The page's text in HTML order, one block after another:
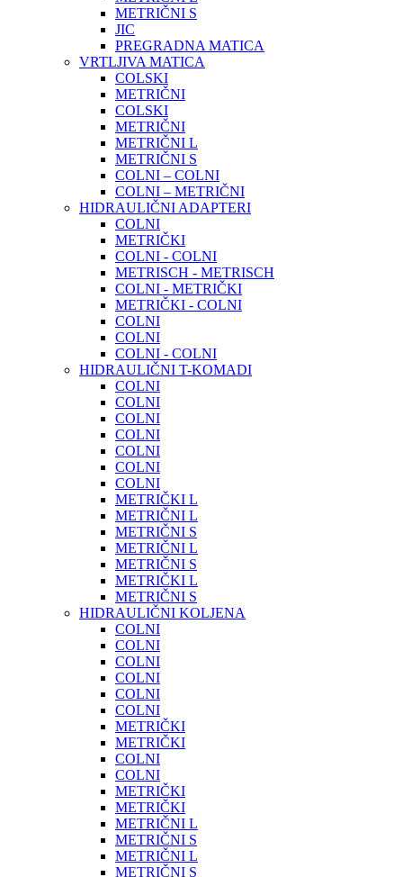
METRIČNI S
JIC
PREGRADNA MATICA
VRTLJIVA MATICA
COLSKI
METRIČNI
COLSKI
METRIČNI
METRIČNI L
METRIČNI S
COLNI – COLNI
COLNI – METRIČNI
HIDRAULIČNI ADAPTERI
COLNI
METRIČKI
COLNI - COLNI
METRISCH - METRISCH
COLNI - METRIČKI
METRIČKI - COLNI
COLNI
COLNI
COLNI - COLNI
HIDRAULIČNI T-KOMADI
COLNI
COLNI
COLNI
COLNI
COLNI
COLNI
COLNI
METRIČKI L
METRIČNI L
METRIČNI S
METRIČNI L
METRIČNI S
METRIČKI L
METRIČNI S
HIDRAULIČNI KOLJENA
COLNI
COLNI
COLNI
COLNI
COLNI
COLNI
METRIČKI
METRIČKI
COLNI
COLNI
METRIČKI
METRIČKI
METRIČNI L
METRIČNI S
METRIČNI L
METRIČNI S